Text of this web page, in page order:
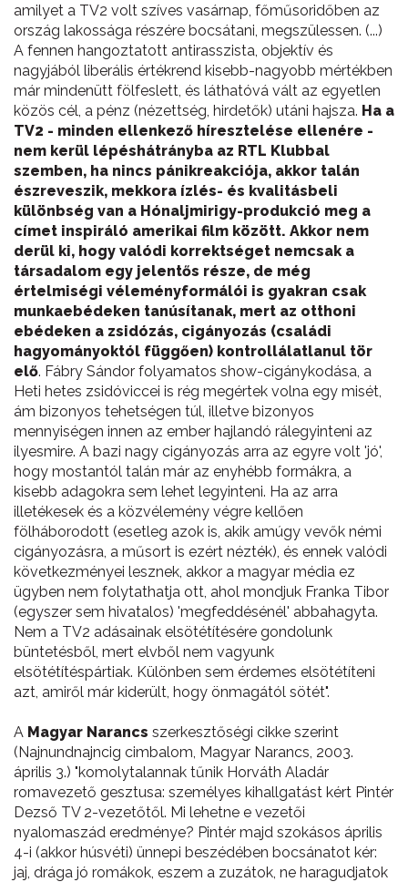
amilyet a TV2 volt szíves vasárnap, főműsoridőben az
ország lakossága részére bocsátani, megszülessen. (...)
A fennen hangoztatott antirasszista, objektív és
nagyjából liberális értékrend kisebb-nagyobb mértékben
már mindenütt fölfeslett, és láthatóvá vált az egyetlen
közös cél, a pénz (nézettség, hirdetők) utáni hajsza. Ha a
TV2 - minden ellenkező híresztelése ellenére -
nem kerül lépéshátrányba az RTL Klubbal
szemben, ha nincs pánikreakciója, akkor talán
észreveszik, mekkora ízlés- és kvalitásbeli
különbség van a Hónaljmirigy-produkció meg a
címet inspiráló amerikai film között. Akkor nem
derül ki, hogy valódi korrektséget nemcsak a
társadalom egy jelentős része, de még
értelmiségi véleményformálói is gyakran csak
munkaebédeken tanúsítanak, mert az otthoni
ebédeken a zsidózás, cigányozás (családi
hagyományoktól függően) kontrollálatlanul tör
elő. Fábry Sándor folyamatos show-cigánykodása, a
Heti hetes zsidóviccei is rég megértek volna egy misét,
ám bizonyos tehetségen túl, illetve bizonyos
mennyiségen innen az ember hajlandó rálegyinteni az
ilyesmire. A bazi nagy cigányozás arra az egyre volt 'jó',
hogy mostantól talán már az enyhébb formákra, a
kisebb adagokra sem lehet legyinteni. Ha az arra
illetékesek és a közvélemény végre kellően
fölháborodott (esetleg azok is, akik amúgy vevők némi
cigányozásra, a műsort is ezért nézték), és ennek valódi
következményei lesznek, akkor a magyar média ez
ügyben nem folytathatja ott, ahol mondjuk Franka Tibor
(egyszer sem hivatalos) 'megfeddésénél' abbahagyta.
Nem a TV2 adásainak elsötétítésére gondolunk
büntetésből, mert elvből nem vagyunk
elsötétítéspártiak. Különben sem érdemes elsötétíteni
azt, amiről már kiderült, hogy önmagától sötét".
A Magyar Narancs szerkesztőségi cikke szerint
(Najnundnajncig cimbalom, Magyar Narancs, 2003.
április 3.) "komolytalannak tűnik Horváth Aladár
romavezető gesztusa: személyes kihallgatást kért Pintér
Dezső TV 2-vezetőtől. Mi lehetne e vezetői
nyalomaszád eredménye? Pintér majd szokásos április
4-i (akkor húsvéti) ünnepi beszédében bocsánatot kér:
jaj, drága jó romákok, eszem a zuzátok, ne haragudjatok